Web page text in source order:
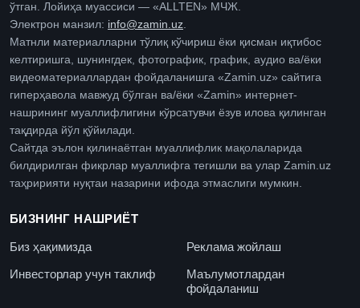
ўтган. Лойиҳа муассиси — «ALLTEN» МЧЖ.
Электрон манзил: info@zamin.uz.
Матнли материалларни тўлиқ кўчириш ёки қисман иқтибос
келтиришга, шунингдек, фотографик, график, аудио ва/ёки
видеоматериаллардан фойдаланишга «Zamin.uz» сайтига
гиперҳавола мавжуд бўлган ва/ёки «Zamin» интернет-
нашрининг муаллифлигини кўрсатувчи ёзув илова қилинган
тақдирда йўл қўйилади.
Сайтда эълон қилинаётган муаллифлик мақолаларида
билдирилган фикрлар муаллифга тегишли ва улар Zamin.uz
таҳририяти нуқтаи назарини ифода этмаслиги мумкин.
БИЗНИНГ НАШРИЁТ
Биз ҳақимизда
Реклама жойлаш
Инвесторлар учун таклиф
Маълумотлардан
фойдаланиш